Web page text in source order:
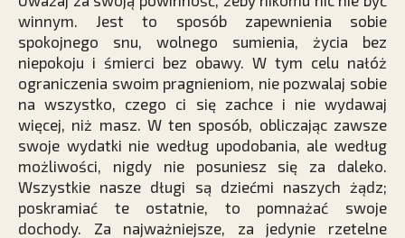
winnym. Jest to sposób zapewnienia sobie
spokojnego snu, wolnego sumienia, życia bez
niepokoju i śmierci bez obawy. W tym celu nałóż
ograniczenia swoim pragnieniom, nie pozwalaj sobie
na wszystko, czego ci się zachce i nie wydawaj
więcej, niż masz. W ten sposób, obliczając zawsze
swoje wydatki nie według upodobania, ale według
możliwości, nigdy nie posuniesz się za daleko.
Wszystkie nasze długi są dziećmi naszych żądz;
poskramiać te ostatnie, to pomnażać swoje
dochody. Za najważniejsze, za jedynie rzetelne